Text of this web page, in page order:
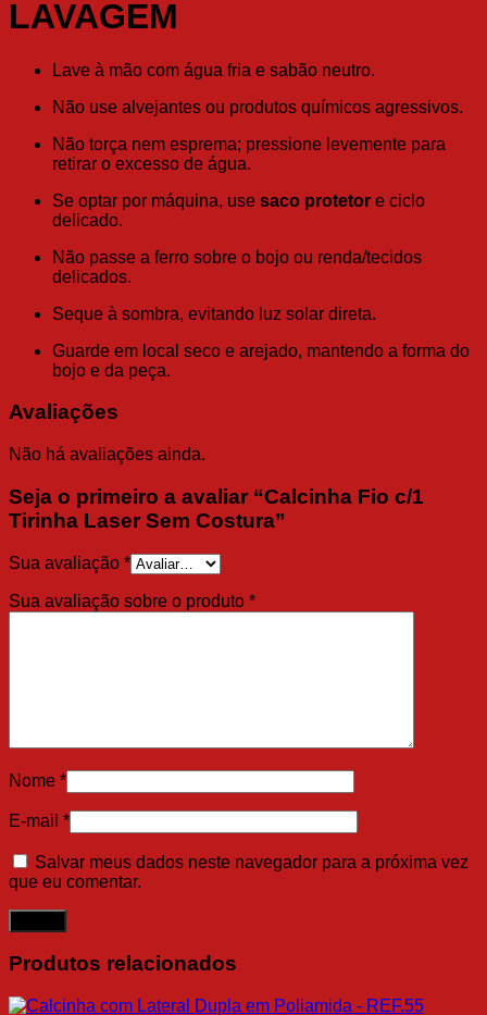
LAVAGEM
Lave à mão com água fria e sabão neutro.
Não use alvejantes ou produtos químicos agressivos.
Não torça nem esprema; pressione levemente para
retirar o excesso de água.
Se optar por máquina, use saco protetor e ciclo
delicado.
Não passe a ferro sobre o bojo ou renda/tecidos
delicados.
Seque à sombra, evitando luz solar direta.
Guarde em local seco e arejado, mantendo a forma do
bojo e da peça.
Avaliações
Não há avaliações ainda.
Seja o primeiro a avaliar “Calcinha Fio c/1
Tirinha Laser Sem Costura”
Sua avaliação *
Sua avaliação sobre o produto *
Nome *
E-mail *
Salvar meus dados neste navegador para a próxima vez
que eu comentar.
Produtos relacionados